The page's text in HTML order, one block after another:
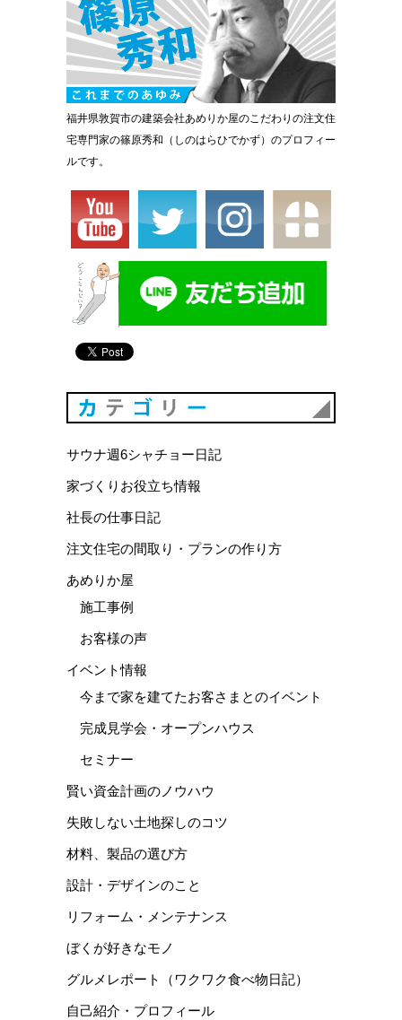
福井県敦賀市の建築会社あめりか屋のこだわりの注文住
宅専門家の篠原秀和（しのはらひでかず）のプロフィー
ルです。
サウナ週6シャチョー日記
家づくりお役立ち情報
社長の仕事日記
注文住宅の間取り・プランの作り方
あめりか屋
施工事例
お客様の声
イベント情報
今まで家を建てたお客さまとのイベント
完成見学会・オープンハウス
セミナー
賢い資金計画のノウハウ
失敗しない土地探しのコツ
材料、製品の選び方
設計・デザインのこと
リフォーム・メンテナンス
ぼくが好きなモノ
グルメレポート（ワクワク食べ物日記）
自己紹介・プロフィール